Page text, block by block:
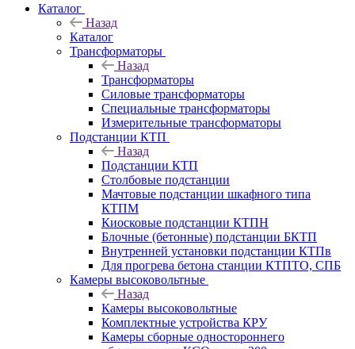
Каталог
Назад
Каталог
Трансформаторы
Назад
Трансформаторы
Силовые трансформаторы
Специальные трансформаторы
Измерительные трансформаторы
Подстанции КТП
Назад
Подстанции КТП
Столбовые подстанции
Мачтовые подстанции шкафного типа
КТПМ
Киосковые подстанции КТПН
Блочные (бетонные) подстанции БКТП
Внутренней установки подстанции КТПв
Для прогрева бетона станции КТПТО, СПБ
Камеры высоковольтные
Назад
Камеры высоковольтные
Комплектные устройства КРУ
Камеры сборные одностороннего